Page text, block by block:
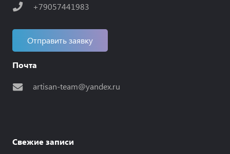
+79057441983
Отправить заявку
Почта
artisan-team@yandex.ru
Свежие записи